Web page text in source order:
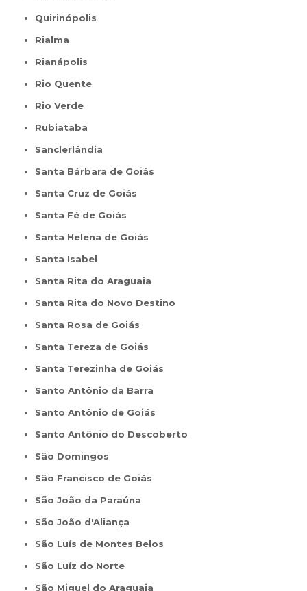
Quirinópolis
Rialma
Rianápolis
Rio Quente
Rio Verde
Rubiataba
Sanclerlândia
Santa Bárbara de Goiás
Santa Cruz de Goiás
Santa Fé de Goiás
Santa Helena de Goiás
Santa Isabel
Santa Rita do Araguaia
Santa Rita do Novo Destino
Santa Rosa de Goiás
Santa Tereza de Goiás
Santa Terezinha de Goiás
Santo Antônio da Barra
Santo Antônio de Goiás
Santo Antônio do Descoberto
São Domingos
São Francisco de Goiás
São João da Paraúna
São João d'Aliança
São Luís de Montes Belos
São Luíz do Norte
São Miguel do Araguaia